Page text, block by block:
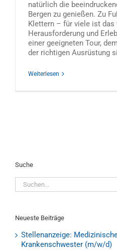
natürlich die
Bergen zu genießen. Zu
Klettern – für viele ist das
Herausforderung und
einer geeigneten Tour,
der richtigen Ausrüstung
Weiterlesen
Suche
Suche
nach:
Neueste Beiträge
Stellenanzeige:
Krankenschwester (m/w/d)